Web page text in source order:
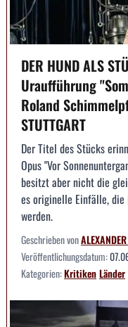
DER HUND ALS
Uraufführung
Roland
STUTTGART
Der Titel des Stücks
Opus "Vor
besitzt aber nicht die
es originelle Einfälle,
werden.
Geschrieben von
Veröffentlichungsdatum:
Kategorien:KritikenLänder